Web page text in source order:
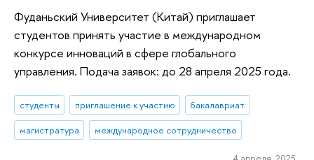
Фуданьский Университет (Китай) приглашает
студентов принять участие в международном
конкурсе инноваций в сфере глобального
управления. Подача заявок: до 28 апреля 2025 года.
студенты приглашение к участию
бакалавриат
магистратура
международное сотрудничество